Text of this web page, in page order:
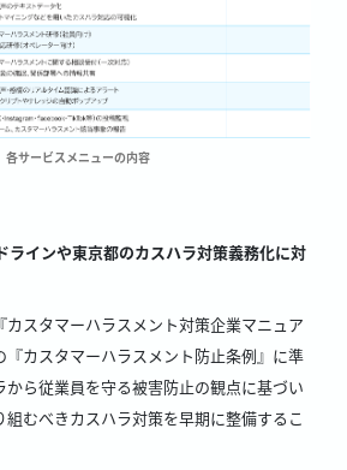
各サービスメニューの内容
ラインや東京都のカスハラ対策義務化に対
カスタマーハラスメント対策企業マニュア
『カスタマーハラスメント防止条例』に準
から従業員を守る被害防止の観点に基づい
組むべきカスハラ対策を早期に整備するこ